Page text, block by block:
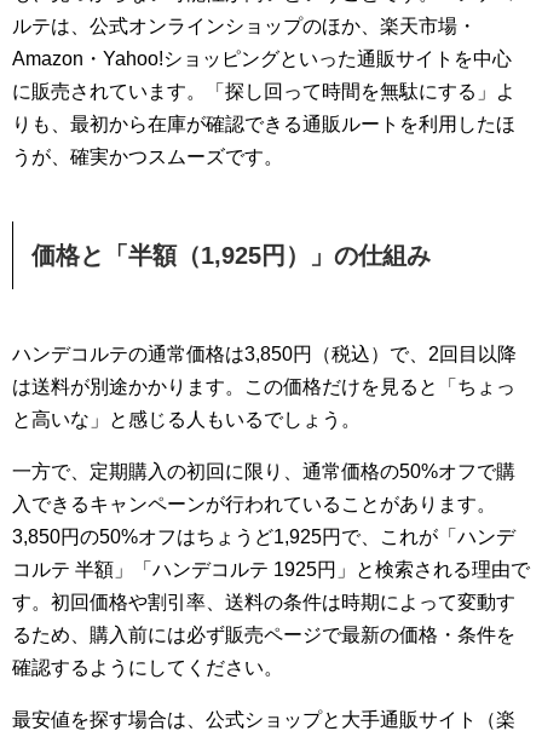
ルテは、公式オンラインショップのほか、楽天市場・
Amazon・Yahoo!ショッピングといった通販サイトを中心
に販売されています。「探し回って時間を無駄にする」よ
りも、最初から在庫が確認できる通販ルートを利用したほ
うが、確実かつスムーズです。
価格と「半額（1,925円）」の仕組み
ハンデコルテの通常価格は3,850円（税込）で、2回目以降
は送料が別途かかります。この価格だけを見ると「ちょっ
と高いな」と感じる人もいるでしょう。
一方で、定期購入の初回に限り、通常価格の50%オフで購
入できるキャンペーンが行われていることがあります。
3,850円の50%オフはちょうど1,925円で、これが「ハンデ
コルテ 半額」「ハンデコルテ 1925円」と検索される理由で
す。初回価格や割引率、送料の条件は時期によって変動す
るため、購入前には必ず販売ページで最新の価格・条件を
確認するようにしてください。
最安値を探す場合は、公式ショップと大手通販サイト（楽